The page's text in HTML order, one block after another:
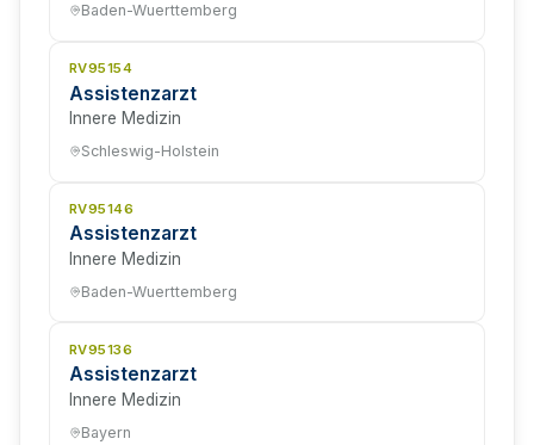
Baden-Wuerttemberg
RV95154
Assistenzarzt
Innere Medizin
Schleswig-Holstein
RV95146
Assistenzarzt
Innere Medizin
Baden-Wuerttemberg
RV95136
Assistenzarzt
Innere Medizin
Bayern